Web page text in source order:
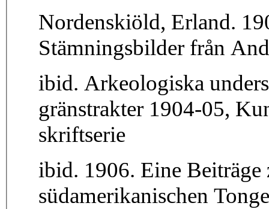
Nordenskiöld, Erland.
Stämningsbilder från
ibid. Arkeologiska
gränstrakter 1904-05,
skriftserie
ibid. 1906. Eine Beiträge
südamerikanischen